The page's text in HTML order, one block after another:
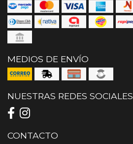
MEDIOS DE ENVÍO
NUESTRAS REDES SOCIALES
CONTACTO